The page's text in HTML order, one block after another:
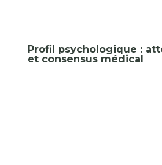
Profil psychologique :
et consensus médical